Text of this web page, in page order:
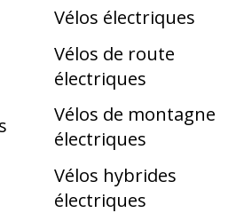
Vélos électriques
Vélos de route
électriques
Vélos de montagne
électriques
Vélos hybrides
électriques